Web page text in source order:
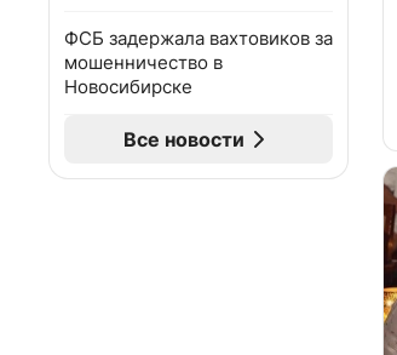
ФСБ задержала вахтовиков за
мошенничество в
Новосибирске
Все новости